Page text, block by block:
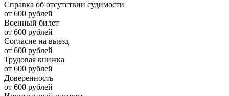
Справка об отсутствии судимости
от 600 рублей
Военный билет
от 600 рублей
Согласие на выезд
от 600 рублей
Трудовая книжка
от 600 рублей
Доверенность
от 600 рублей